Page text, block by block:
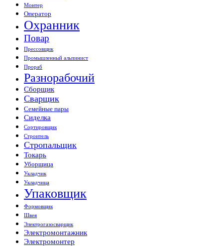
Монтер
Оператор
Охранник
Повар
Прессовщик
Промышленный альпинист
Прораб
Разнорабочий
Сборщик
Сварщик
Семейные пары
Сиделка
Сортировщик
Строитель
Стропальщик
Токарь
Уборщица
Укладчик
Укладчица
Упаковщик
Формовщик
Швея
Электрогазосварщик
Электромонтажник
Электромонтер